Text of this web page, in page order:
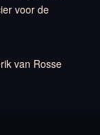
voor de
van Rosse